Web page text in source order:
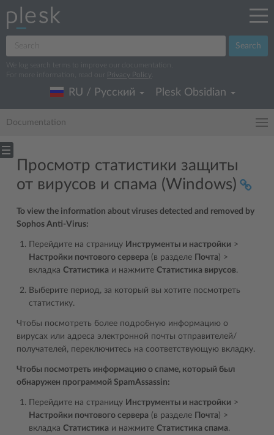
Search
We log search terms to improve our documentation.
For more information, read our
Privacy Policy
RU / Русский Plesk Obsidian
Documentation
Просмотр статистики защиты
от вирусов и спама (Windows)
To view the information about viruses detected and removed by
Sophos Anti-Virus:
Перейдите на страницу Инструменты и настройки >
Настройки почтового сервера (в разделе Почта) >
вкладка Статистика и нажмите Статистика вирусов.
Выберите период, за который вы хотите посмотреть
статистику.
Чтобы посмотреть более подробную информацию о
вирусах или адреса электронной почты отправителей/
получателей, переключитесь на соответствующую вкладку.
Чтобы посмотреть информацию о спаме, который был
обнаружен программой SpamAssassin:
Перейдите на страницу Инструменты и настройки >
Настройки почтового сервера (в разделе Почта) >
вкладка Статистика и нажмите Статистика спама.